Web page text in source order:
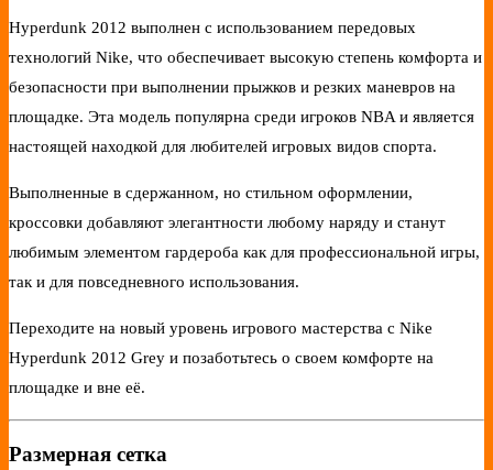
Hyperdunk 2012 выполнен с использованием передовых
технологий Nike, что обеспечивает высокую степень комфорта и
безопасности при выполнении прыжков и резких маневров на
площадке. Эта модель популярна среди игроков NBA и является
настоящей находкой для любителей игровых видов спорта.
Выполненные в сдержанном, но стильном оформлении,
кроссовки добавляют элегантности любому наряду и станут
любимым элементом гардероба как для профессиональной игры,
так и для повседневного использования.
Переходите на новый уровень игрового мастерства с Nike
Hyperdunk 2012 Grey и позаботьтесь о своем комфорте на
площадке и вне её.
Размерная сетка